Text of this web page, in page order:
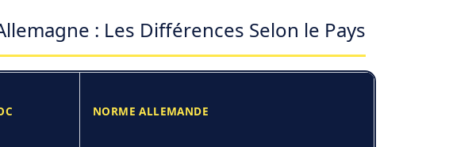
: Les Différences Selon le Pays
NORME ALLEMANDE